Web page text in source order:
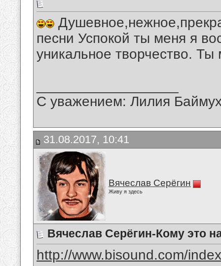
песни Успокой ты меня я
уникальное творчество.
С уважением: Лилия
31.08.2017, 10:41
Вячеслав Серёгин
Живу я здесь
Вячеслав Серёгин-Кому это
http://www.bisound.com/